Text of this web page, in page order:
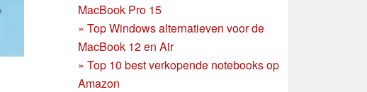
MacBook Pro 15
» Top Windows alternatieven voor de
MacBook 12 en Air
» Top 10 best verkopende notebooks op
Amazon